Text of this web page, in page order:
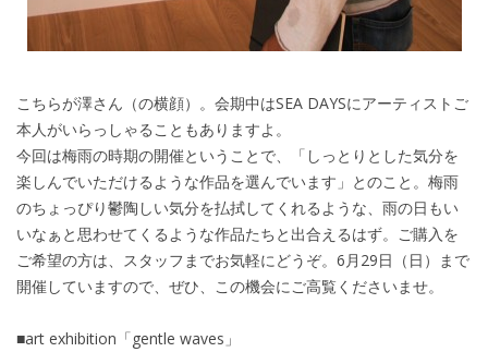
こちらが澤さん（の横顔）。会期中はSEA DAYSにアーティストご
本人がいらっしゃることもありますよ。
今回は梅雨の時期の開催ということで、「しっとりとした気分を
楽しんでいただけるような作品を選んでいます」とのこと。梅雨
のちょっぴり鬱陶しい気分を払拭してくれるような、雨の日もい
いなぁと思わせてくるような作品たちと出合えるはず。ご購入を
ご希望の方は、スタッフまでお気軽にどうぞ。6月29日（日）まで
開催していますので、ぜひ、この機会にご高覧くださいませ。
■art exhibition「gentle waves」